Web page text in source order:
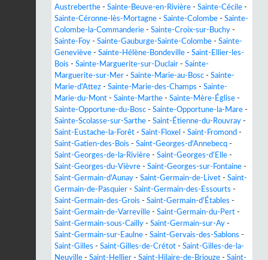
Austreberthe - Sainte-Beuve-en-Rivière - Sainte-Cécile -
Sainte-Céronne-lès-Mortagne - Sainte-Colombe - Sainte-
Colombe-la-Commanderie - Sainte-Croix-sur-Buchy -
Sainte-Foy - Sainte-Gauburge-Sainte-Colombe - Sainte-
Geneviève - Sainte-Hélène-Bondeville - Saint-Ellier-les-
Bois - Sainte-Marguerite-sur-Duclair - Sainte-
Marguerite-sur-Mer - Sainte-Marie-au-Bosc - Sainte-
Marie-d'Attez - Sainte-Marie-des-Champs - Sainte-
Marie-du-Mont - Sainte-Marthe - Sainte-Mère-Église -
Sainte-Opportune-du-Bosc - Sainte-Opportune-la-Mare -
Sainte-Scolasse-sur-Sarthe - Saint-Étienne-du-Rouvray -
Saint-Eustache-la-Forêt - Saint-Floxel - Saint-Fromond -
Saint-Gatien-des-Bois - Saint-Georges-d'Annebecq -
Saint-Georges-de-la-Rivière - Saint-Georges-d'Elle -
Saint-Georges-du-Vièvre - Saint-Georges-sur-Fontaine -
Saint-Germain-d'Aunay - Saint-Germain-de-Livet - Saint-
Germain-de-Pasquier - Saint-Germain-des-Essourts -
Saint-Germain-des-Grois - Saint-Germain-d'Étables -
Saint-Germain-de-Varreville - Saint-Germain-du-Pert -
Saint-Germain-sous-Cailly - Saint-Germain-sur-Ay -
Saint-Germain-sur-Eaulne - Saint-Gervais-des-Sablons -
Saint-Gilles - Saint-Gilles-de-Crétot - Saint-Gilles-de-la-
Neuville - Saint-Hellier - Saint-Hilaire-de-Briouze - Saint-